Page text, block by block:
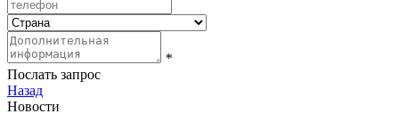
*
Послать запрос
Назад
Новости